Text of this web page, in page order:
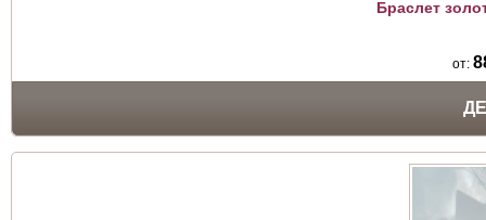
Браслет
от: